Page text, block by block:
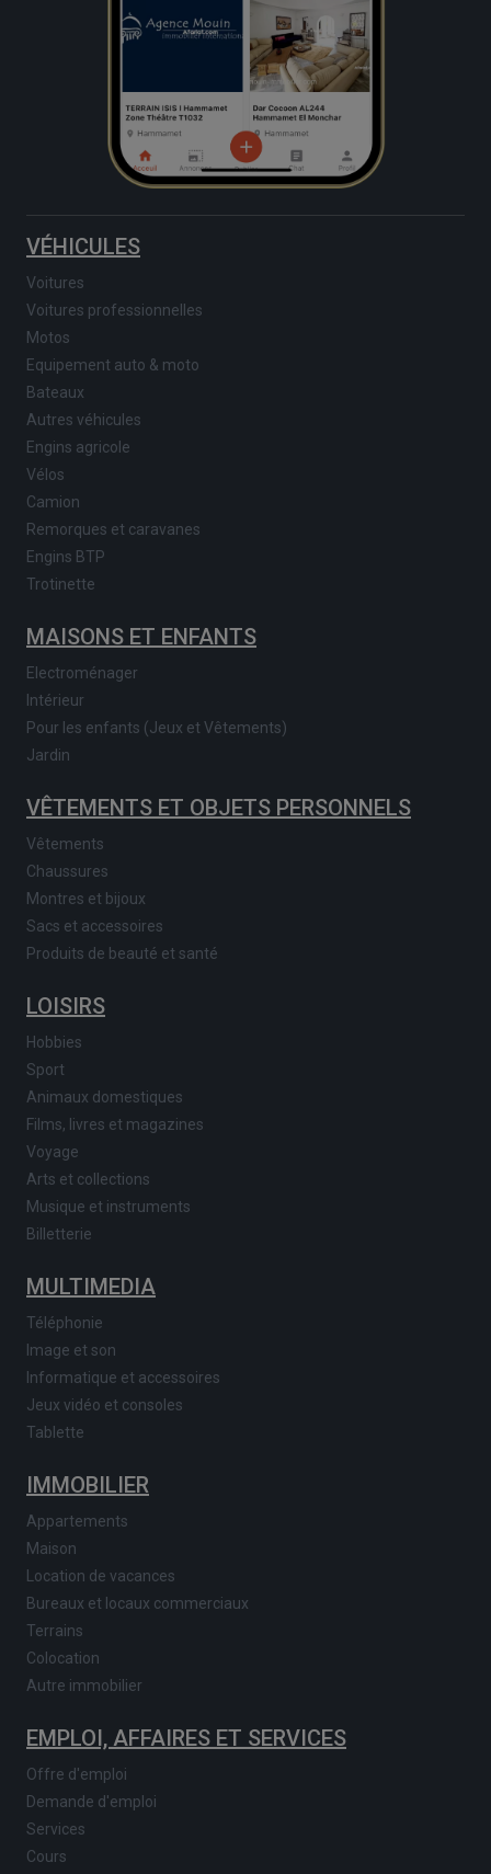
VÉHICULES
Voitures
Voitures professionnelles
Motos
Equipement auto & moto
Bateaux
Autres véhicules
Engins agricole
Vélos
Camion
Remorques et caravanes
Engins BTP
Trotinette
MAISONS ET ENFANTS
Electroménager
Intérieur
Pour les enfants (Jeux et Vêtements)
Jardin
VÊTEMENTS ET OBJETS PERSONNELS
Vêtements
Chaussures
Montres et bijoux
Sacs et accessoires
Produits de beauté et santé
LOISIRS
Hobbies
Sport
Animaux domestiques
Films, livres et magazines
Voyage
Arts et collections
Musique et instruments
Billetterie
MULTIMEDIA
Téléphonie
Image et son
Informatique et accessoires
Jeux vidéo et consoles
Tablette
IMMOBILIER
Appartements
Maison
Location de vacances
Bureaux et locaux commerciaux
Terrains
Colocation
Autre immobilier
EMPLOI, AFFAIRES ET SERVICES
Offre d'emploi
Demande d'emploi
Services
Cours